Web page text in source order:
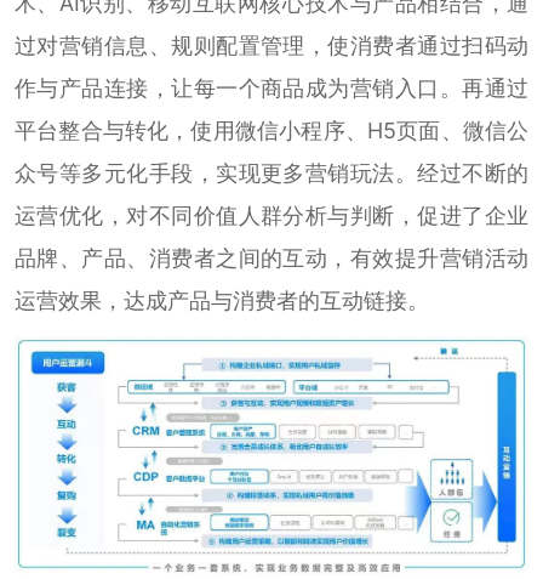
过对营销信息、规则配置管理，使消费者通过扫码动
作与产品连接，让每一个商品成为营销入口。再通过
平台整合与转化，使用微信小程序、H5页面、微信公
众号等多元化手段，实现更多营销玩法。经过不断的
运营优化，对不同价值人群分析与判断，促进了企业
品牌、产品、消费者之间的互动，有效提升营销活动
运营效果，达成产品与消费者的互动链接。